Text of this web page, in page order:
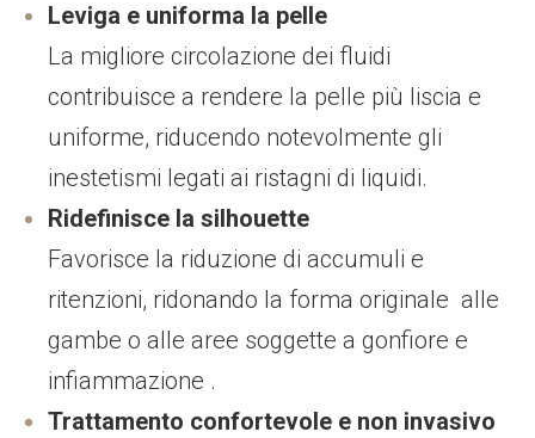
Leviga e uniforma la pelle
La migliore circolazione dei fluidi
contribuisce a rendere la pelle più liscia e
uniforme, riducendo notevolmente gli
inestetismi legati ai ristagni di liquidi.
Ridefinisce la silhouette
Favorisce la riduzione di accumuli e
ritenzioni, ridonando la forma originale alle
gambe o alle aree soggette a gonfiore e
infiammazione .
Trattamento confortevole e non invasivo